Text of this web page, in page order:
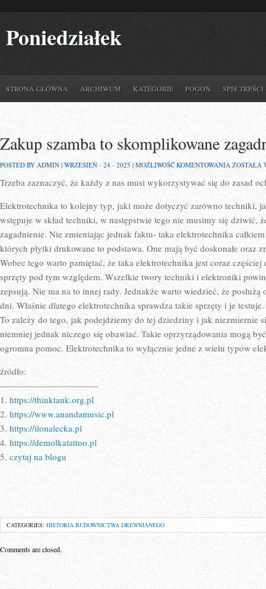
Poniedziałek
STRONA GŁÓWNA ARCHIWUM KATEGORIE POGOŃ SPIS TREŚCI
Zakup szamba to skomplikowane
POSTED BY ADMIN | WRZESIEŃ - 24 - 2025 | MOŻLIWOŚĆ KOMENTOWANIA ZAKUP
TO
ZOSTAŁA
Trzeba zaznaczyć, że każdy z nas musi wykorzystywać się do zasad
Elektrotechnika to kolejny typ, jaki może dotyczyć zarówno techniki,
wstępuje w skład techniki, w następstwie tego nie musimy się dziwić,
zagadnienie. Nie zmieniając jednak faktu- taka elektrotechnika
których płytki drukowane to podstawa. One mają być doskonałe oraz
Wobec tego warto pamiętać, że taka elektrotechnika jest coraz
sprzęty pod tym względem. Wszelkie twory techniki i elektroniki
zepsują. Nie ma na to innej rady. Jednakże warto wiedzieć, że
dni. Właśnie dlatego elektrotechnika sprawdza takie sprzęty i je
To zależy do tego, jak podejdziemy do tej dziedziny i jak niezmiernie
niemniej jednak niczego się obawiać. Takie oprzyrządowania mogą
ogromna pomoc. Elektrotechnika to wyłącznie jedne z wielu typów
źródło:
———————————
1. https://thinktank.org.pl
2. https://www.anandamusic.pl
3. https://ilonalecka.pl
4. https://demolkatattoo.pl
5. czytaj na blogu
CATEGORIES: HISTORIA BUDOWNICTWA DREWNIANEGO
Comments are closed.